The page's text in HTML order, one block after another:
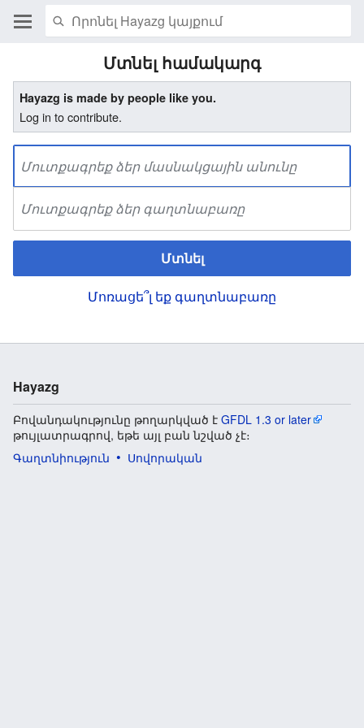
Մտնել համակարգ
Hayazg is made by people like you.
Log in to contribute.
Մտնել
Մոռացե՞լ եք գաղտնաբառը
Hayazg
Բովանդակությունը թողարկված է GFDL 1.3 or later
թույլատրագրով, եթե այլ բան նշված չէ։
Գաղտնիություն
Սովորական